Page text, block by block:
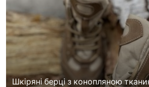
Шкіряні берці з конопляною